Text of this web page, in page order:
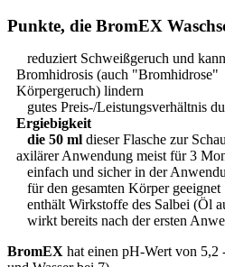
Punkte, die BromEX
reduziert Schweißgeruch und
Bromhidrosis (auch
Körpergeruch) lindern
gutes Preis-/Leistungsverhältnis
Ergiebigkeit
die 50 ml dieser Flasche zur
axilärer Anwendung meist für 3
einfach und sicher in der
für den gesamten Körper geeignet
enthält Wirkstoffe des Salbei (Öl
wirkt bereits nach der ersten
BromEX hat einen pH-Wert von 5,2